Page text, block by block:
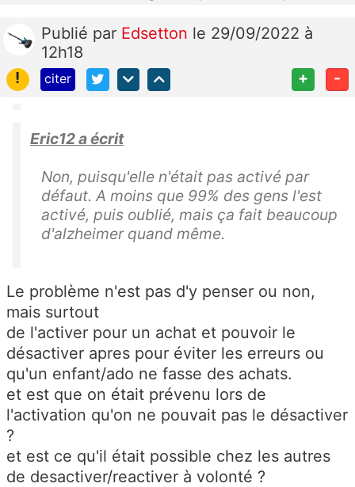
Publié par Edsetton le 29/09/2022 à
12h18
!
citer + -
Eric12 a écrit
Non, puisqu'elle n'était pas activé par
défaut. A moins que 99% des gens l'est
activé, puis oublié, mais ça fait beaucoup
d'alzheimer quand même.
Le problème n'est pas d'y penser ou non,
mais surtout
de l'activer pour un achat et pouvoir le
désactiver apres pour éviter les erreurs ou
qu'un enfant/ado ne fasse des achats.
et est que on était prévenu lors de
l'activation qu'on ne pouvait pas le désactiver
?
et est ce qu'il était possible chez les autres
de desactiver/reactiver à volonté ?